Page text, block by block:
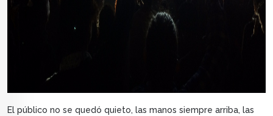
El público no se quedó quieto, las manos siempre arriba, las